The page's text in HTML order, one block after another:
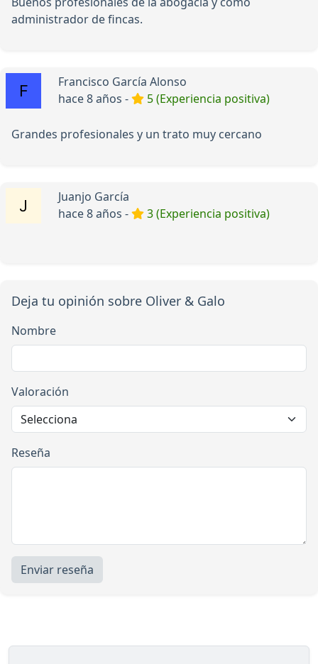
administrador de fincas.
Francisco García Alonso
hace 8 años -
5 (Experiencia positiva)
Grandes profesionales y un trato muy cercano
Juanjo García
hace 8 años -
3 (Experiencia positiva)
Deja tu opinión sobre Oliver & Galo
Nombre
Valoración
Reseña
Enviar reseña